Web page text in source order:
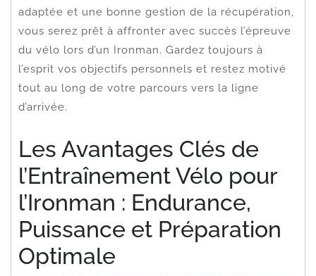
adaptée et une bonne gestion de la récupération,
vous serez prêt à affronter avec succès l’épreuve
du vélo lors d’un Ironman. Gardez toujours à
l’esprit vos objectifs personnels et restez motivé
tout au long de votre parcours vers la ligne
d’arrivée.
Les Avantages Clés de
l’Entraînement Vélo pour
l’Ironman : Endurance,
Puissance et Préparation
Optimale